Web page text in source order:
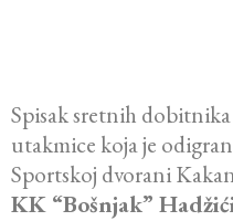
Spisak sretnih
utakmice koja je
Sportskoj dvorani
KK “Bošnjak”